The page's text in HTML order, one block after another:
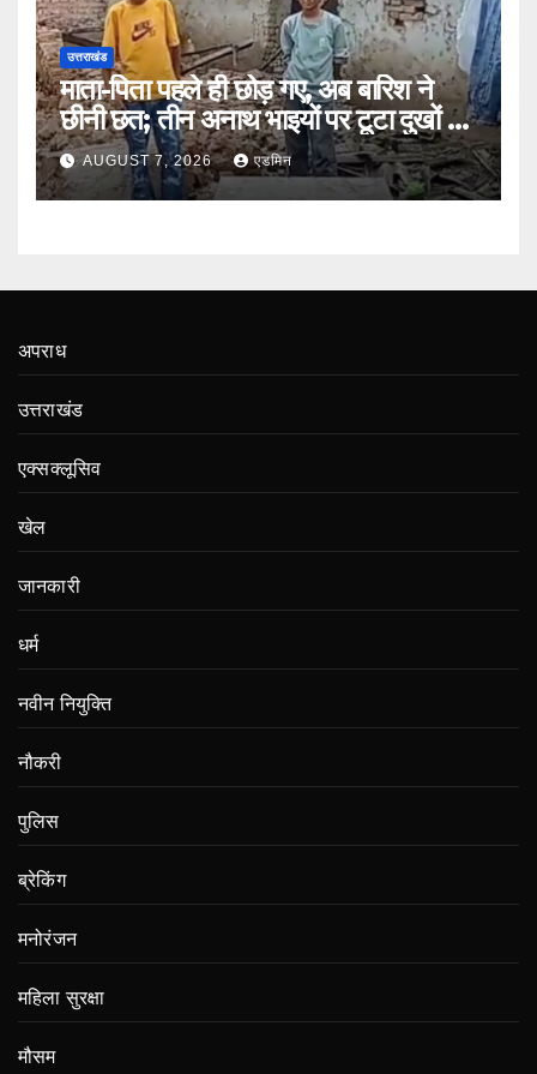
उत्तराखंड
माता-पिता पहले ही छोड़ गए, अब बारिश ने
छीनी छत; तीन अनाथ भाइयों पर टूटा दुखों का
पहाड़AUGUST 7, 2026 एडमिन
अपराध
उत्तराखंड
एक्सक्लूसिव
खेल
जानकारी
धर्म
नवीन नियुक्ति
नौकरी
पुलिस
ब्रेकिंग
मनोरंजन
महिला सुरक्षा
मौसम